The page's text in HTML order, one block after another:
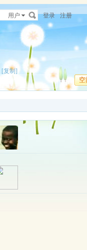
用户 登录 注册
[复制]
空
该用户暂无签名